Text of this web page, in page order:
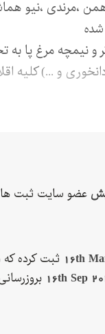
،مرندی ،نیو
نیمچه مرغ پا به
و ...) کلیه
عضو سایت ثبت ها
16th ثبت کرده که
16th Sep